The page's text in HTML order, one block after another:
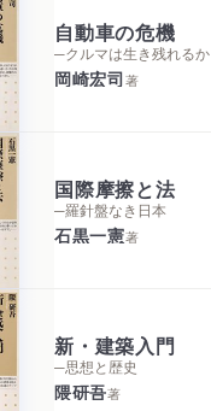
自動車の危機
─クルマは生き残れるか
岡崎宏司著
国際摩擦と法
─羅針盤なき日本
石黒一憲著
新・建築入門
─思想と歴史
隈研吾著